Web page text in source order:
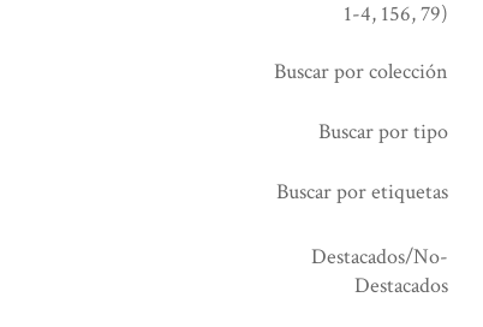
1-4, 156, 79)
Buscar por colección
Buscar por tipo
Buscar por etiquetas
Destacados/No-
Destacados